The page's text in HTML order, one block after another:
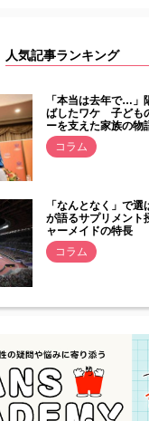
人気記事ランキング
「本当は去年で…」
ばしたワケ 子ども
ーを支えた家族の物
コラム
「なんとなく」で
が語るサプリメント
ャーメイドの特長
コラム